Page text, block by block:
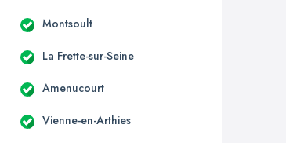
Montsoult
La Frette-sur-Seine
Amenucourt
Vienne-en-Arthies